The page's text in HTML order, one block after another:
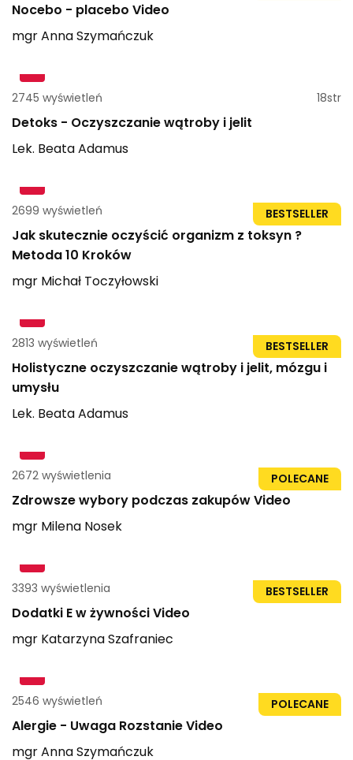
Nocebo - placebo Video
mgrAnnaSzymańczuk
2745 wyświetleń 18str
Detoks - Oczyszczanie wątroby i jelit
Lek. BeataAdamus
BESTSELLER
2699 wyświetleń 46str
Jak skutecznie oczyścić organizm z toksyn ?
Metoda 10 Kroków
mgr Michał Toczyłowski
BESTSELLER
2813 wyświetleń 70str
Holistyczne oczyszczanie wątroby i jelit, mózgu i
umysłu
Lek. BeataAdamus
POLECANE
2672 wyświetlenia 1h 51min
Zdrowsze wybory podczas zakupów Video
mgr Milena Nosek
BESTSELLER
3393 wyświetlenia 1h 15min
Dodatki E w żywności Video
mgr KatarzynaSzafraniec
POLECANE
2546 wyświetleń 1h 38min
Alergie - Uwaga Rozstanie Video
mgrAnnaSzymańczuk